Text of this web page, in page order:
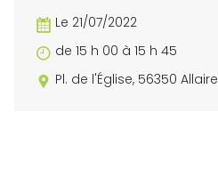
Le 21/07/2022
de 15 h 00 à 15 h 45
Pl. de l'Église, 56350 Allaire